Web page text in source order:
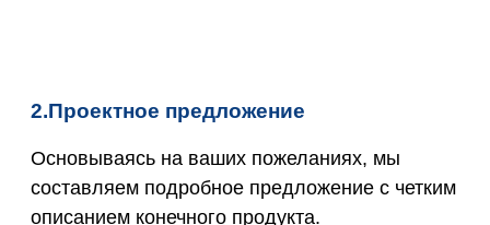
2.Проектное предложение
Основываясь на ваших пожеланиях, мы
составляем подробное предложение с четким
описанием конечного продукта.